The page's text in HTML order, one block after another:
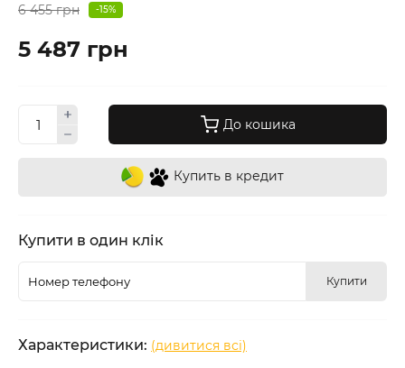
6 455 грн -15%
5 487 грн
До кошика
Купить в кредит
Купити в один клік
Купити
Характеристики: (дивитися всі)